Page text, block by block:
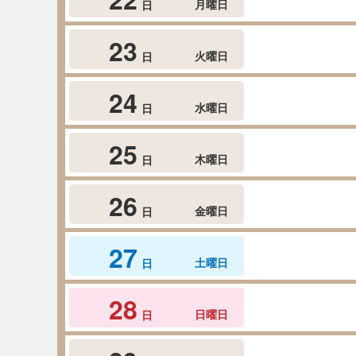
日 月曜日
23 日 火曜日
24 日 水曜日
25 日 木曜日
26 日 金曜日
27 日 土曜日
28 日 日曜日